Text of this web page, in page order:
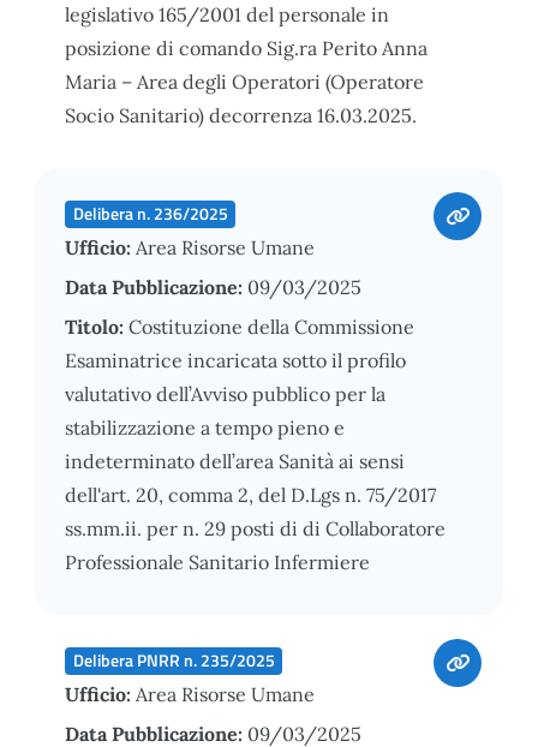
legislativo 165/2001 del personale in
posizione di comando Sig.ra Perito Anna
Maria – Area degli Operatori (Operatore
Socio Sanitario) decorrenza 16.03.2025.
Delibera n. 236/2025
Ufficio: Area Risorse Umane
Data Pubblicazione: 09/03/2025
Titolo: Costituzione della Commissione
Esaminatrice incaricata sotto il profilo
valutativo dell’Avviso pubblico per la
stabilizzazione a tempo pieno e
indeterminato dell’area Sanità ai sensi
dell'art. 20, comma 2, del D.Lgs n. 75/2017
ss.mm.ii. per n. 29 posti di di Collaboratore
Professionale Sanitario Infermiere
Delibera PNRR n. 235/2025
Ufficio: Area Risorse Umane
Data Pubblicazione: 09/03/2025